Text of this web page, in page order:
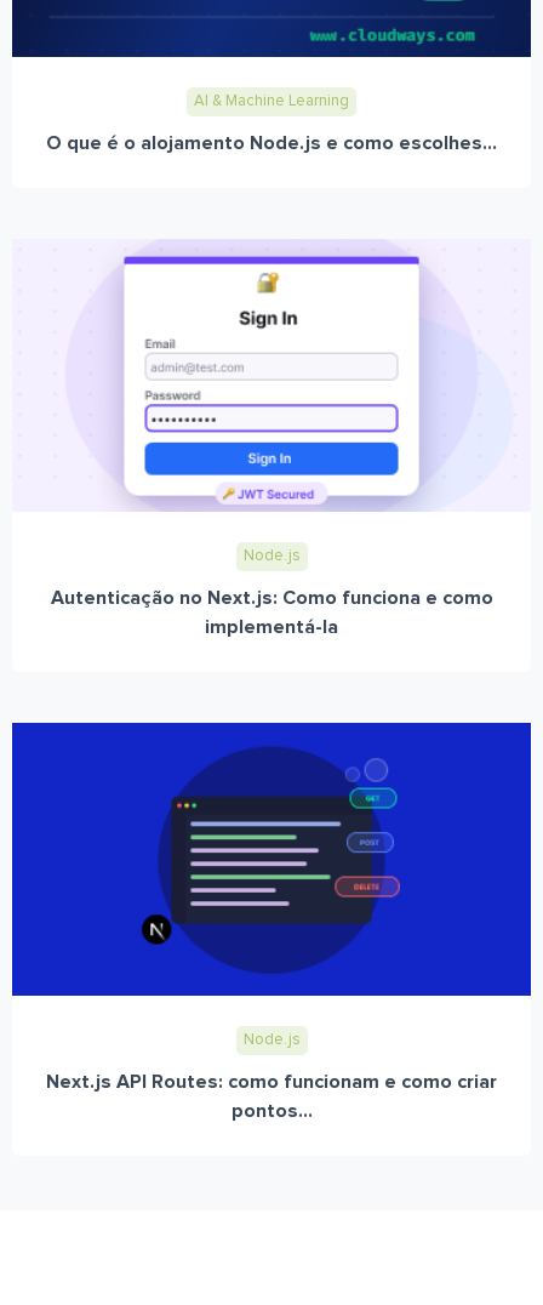
AI & Machine Learning
O que é o alojamento Node.js e como escolhes...
Node.js
Autenticação no Next.js: Como funciona e como
implementá-la
Node.js
Next.js API Routes: como funcionam e como criar
pontos...